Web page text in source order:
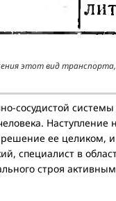
этот вид
сосудистой
Наступление
ее целиком,
специалист в
строя